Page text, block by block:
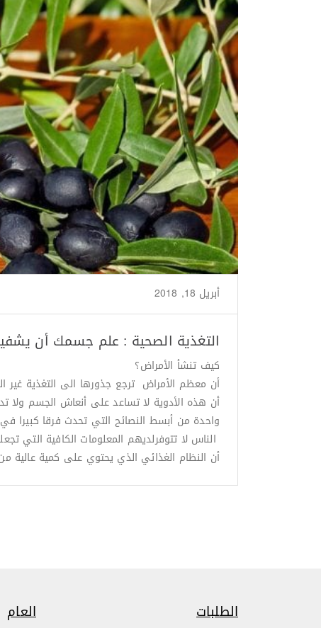
أبريل 18, 2018
التغذية الصحية : علم جسمك أن
كيف تنشأ الأمراض؟
أن معظم الأمراض ترجع جذورها الى التغذية غير
أن هذه الأدوية لا تساعد على أنعاش الجسم ولا
واحدة من أبسط النصائح التي تحدث فرقا
الناس لا تتوفرلديهم المعلومات الكافية التي
أن النظام الغذائي الذي يحتوي على كمية عالية
الطلبات العام